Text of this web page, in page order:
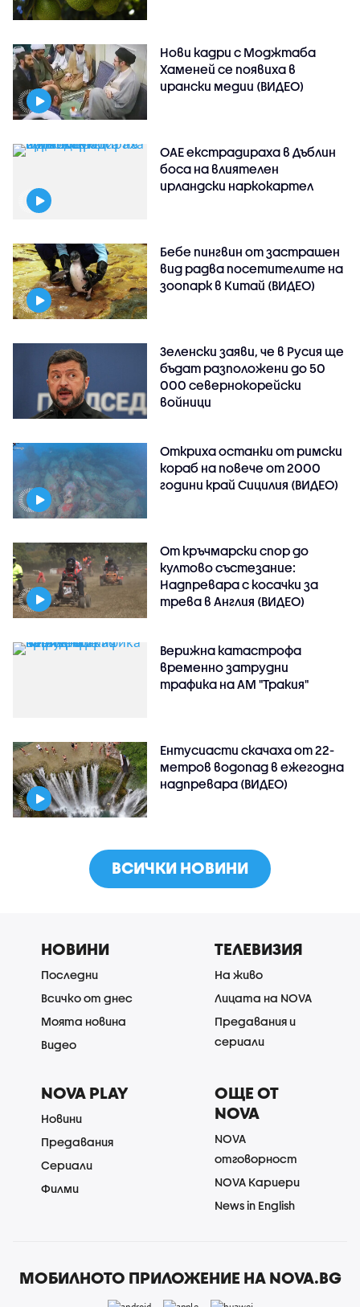
Нови кадри с Моджтаба
Хаменей се появиха в
ирански медии (ВИДЕО)
ОАЕ екстрадираха в Дъблин
боса на влиятелен
ирландски наркокартел
Бебе пингвин от застрашен
вид радва посетителите на
зоопарк в Китай (ВИДЕО)
Зеленски заяви, че в Русия ще
бъдат разположени до 50
000 севернокорейски
войници
Откриха останки от римски
кораб на повече от 2000
години край Сицилия (ВИДЕО)
От кръчмарски спор до
култово състезание:
Надпревара с косачки за
трева в Англия (ВИДЕО)
Верижна катастрофа
временно затрудни
трафика на АМ "Тракия"
Ентусиасти скачаха от 22-
метров водопад в ежегодна
надпревара (ВИДЕО)
ВСИЧКИ НОВИНИ
НОВИНИ
Последни
Всичко от днес
Моята новина
Видео
ТЕЛЕВИЗИЯ
На живо
Лицата на NOVA
Предавания и
сериали
NOVA PLAY
Новини
Предавания
Сериали
Филми
ОЩЕ ОТ
NOVA
NOVA
отговорност
NOVA Кариери
News in English
МОБИЛНОТО ПРИЛОЖЕНИЕ НА NOVA.BG